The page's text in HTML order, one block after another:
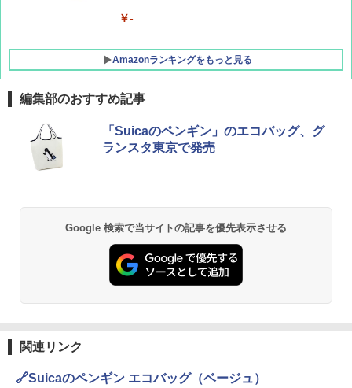
￥-
Amazonランキングをもっと見る
DEWEL パラソル 大型 ビーチ アウトドアパ
ラソル ガーデン サイトシート付 折りたたみ
防水 UVカット 4段階高さ調整 軽量 収納袋付
【日本企業販売】超強力クマ対策スプレー 30
0ml（連続噴射30秒）110ml（連続噴射15
秒）射程5～10m 安全ロック搭載 携帯収納袋
関の購入実績 登山・キャンプ・アウトドア・
編集部のおすすめ記事
「Suicaのペンギン」のエコバッグ、グ
ランスタ東京で発売
Google 検索で当サイトの記事を優先表示させる
関連リンク
🔗Suicaのペンギン エコバッグ（ベージュ）